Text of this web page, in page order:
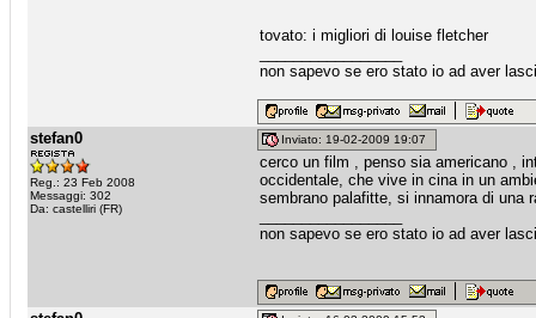
tovato: i migliori di louise fletcher
non sapevo se ero stato io ad aver
stefan0
Reg.: 23 Feb 2008
Messaggi: 302
Da: castelliri (FR)
Inviato: 19-02-2009 19:07
cerco un film , penso sia americano ,
occidentale, che vive in cina in un
sembrano palafitte, si innamora di una
non sapevo se ero stato io ad aver